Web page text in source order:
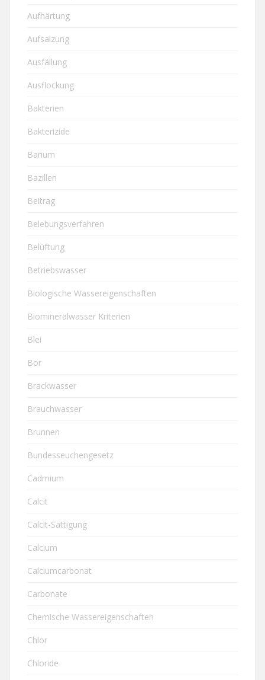
Aufhärtung
Aufsalzung
Ausfällung
Ausflockung
Bakterien
Bakterizide
Barium
Bazillen
Beitrag
Belebungsverfahren
Belüftung
Betriebswasser
Biologische Wassereigenschaften
Biomineralwasser Kriterien
Blei
Bor
Brackwasser
Brauchwasser
Brunnen
Bundesseuchengesetz
Cadmium
Calcit
Calcit-Sättigung
Calcium
Calciumcarbonat
Carbonate
Chemische Wassereigenschaften
Chlor
Chloride